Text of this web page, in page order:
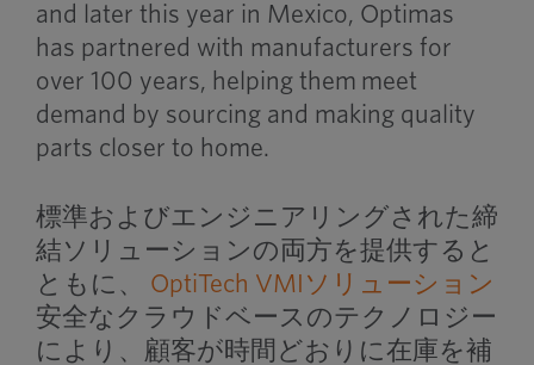
and later this year in Mexico, Optimas
has partnered with manufacturers for
over 100 years, helping them meet
demand by sourcing and making quality
parts closer to home.
標準およびエンジニアリングされた締
結ソリューションの両方を提供すると
ともに、 OptiTech VMIソリューション
安全なクラウドベースのテクノロジー
により、顧客が時間どおりに在庫を補